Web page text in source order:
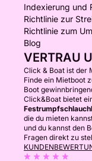
Indexierung und
Richtlinie zur
Richtlinie zum
Blog
VERTRAU
Click & Boat ist der
Finde ein Mietboot
Boot
Click&Boat bietet
die du mieten
und du kannst den
Fragen direkt zu